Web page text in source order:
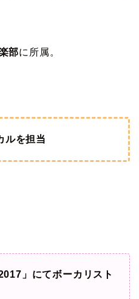
部に所属。
ルを担当
」にてボーカリスト